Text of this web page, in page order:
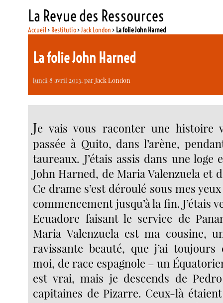
La Revue des Ressources
Accueil> Restitutio>Jack London > La folie John Harned
La folie John Harned
lundi 8 avril 2013, parJack London
Je vais vous raconter une histoire
passée à Quito, dans l’arène,
taureaux. J’étais assis dans une loge
John Harned, de Maria Valenzuela et
Ce drame s’est déroulé sous mes
commencement jusqu’à la fin. J’étais
Ecuadore faisant le service de
Maria Valenzuela est ma cousine,
ravissante beauté, que j’ai toujours
moi, de race espagnole – un
est vrai, mais je descends de
capitaines de Pizarre. Ceux-là